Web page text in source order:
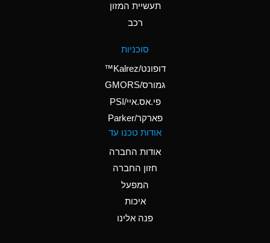
Ammonium Nitrite
Ammonium Persulfate
Ammonium Phosphate
A
Ammonium Sulfate
A
Amyl Acetate (Banana
תעשיית המזון
רכב
סוכניות
דופונט/Kalrez™
גמורס/GMORS
פי.אס.איי/PSI
פארקר/Parker
אודות טכנו עד
אודות החברה
חזון החברה
המפעל
איכות
פנה אלינו